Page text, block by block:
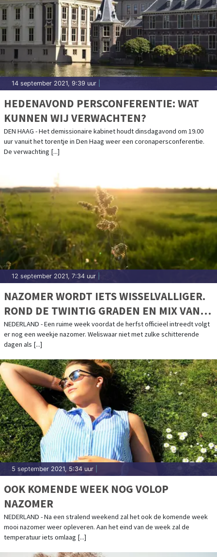
14 september 2021, 9:39 uur
HEDENAVOND PERSCONFERENTIE: WAT
KUNNEN WIJ VERWACHTEN?
DEN HAAG - Het demissionaire kabinet houdt dinsdagavond om 19.00
uur vanuit het torentje in Den Haag weer een coronapersconferentie.
De verwachting [...]
12 september 2021, 7:34 uur
NAZOMER WORDT IETS WISSELVALLIGER.
ROND DE TWINTIG GRADEN EN MIX VAN
ZON EN WOLKEN
NEDERLAND - Een ruime week voordat de herfst officieel intreedt volgt
er nog een weekje nazomer. Weliswaar niet met zulke schitterende
dagen als [...]
5 september 2021, 5:34 uur
OOK KOMENDE WEEK NOG VOLOP
NAZOMER
NEDERLAND - Na een stralend weekend zal het ook de komende week
mooi nazomer weer opleveren. Aan het eind van de week zal de
temperatuur iets omlaag [...]